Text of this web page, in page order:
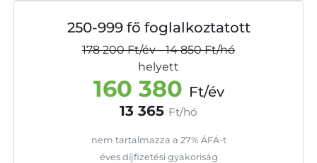
250-999 fő foglalkoztatott
178 200Ft/év-14 850Ft/hó
helyett
160 380 Ft/év
13 365 Ft/hó
nem tartalmazza a 27% ÁFÁ-t
éves díjfizetési gyakoriság